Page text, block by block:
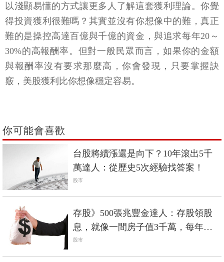
以淺顯易懂的方式讓更多人了解這套獲利理論。你覺
得投資獲利很難嗎？其實並沒有你想像中的難，真正
難的是操控高達百億與千億的資金，與追求每年20～
30%的高報酬率。但對一般民眾而言，如果你的金額
與報酬率沒有要求那麼高，你會發現，只要掌握訣
竅，美股獲利比你想像穩定容易。
你可能會喜歡
台股將續漲還是向下？10年滾出5千
萬達人：從歷史5次經驗找答案！
股市
存股》500張兆豐金達人：存股領股
息，就像一間房子值3千萬，每年可
收90萬租金...
股市